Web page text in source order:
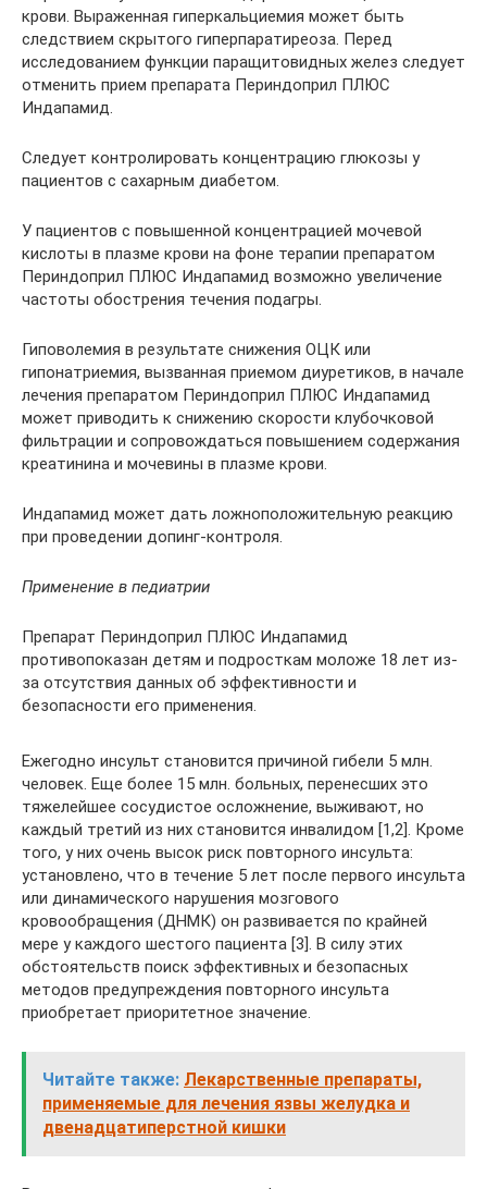
крови. Выраженная гиперкальциемия может быть
следствием скрытого гиперпаратиреоза. Перед
исследованием функции паращитовидных желез следует
отменить прием препарата Периндоприл ПЛЮС
Индапамид.
Следует контролировать концентрацию глюкозы у
пациентов с сахарным диабетом.
У пациентов с повышенной концентрацией мочевой
кислоты в плазме крови на фоне терапии препаратом
Периндоприл ПЛЮС Индапамид возможно увеличение
частоты обострения течения подагры.
Гиповолемия в результате снижения ОЦК или
гипонатриемия, вызванная приемом диуретиков, в начале
лечения препаратом Периндоприл ПЛЮС Индапамид
может приводить к снижению скорости клубочковой
фильтрации и сопровождаться повышением содержания
креатинина и мочевины в плазме крови.
Индапамид может дать ложноположительную реакцию
при проведении допинг-контроля.
Применение в педиатрии
Препарат Периндоприл ПЛЮС Индапамид
противопоказан детям и подросткам моложе 18 лет из-
за отсутствия данных об эффективности и
безопасности его применения.
Ежегодно инсульт становится причиной гибели 5 млн.
человек. Еще более 15 млн. больных, перенесших это
тяжелейшее сосудистое осложнение, выживают, но
каждый третий из них становится инвалидом [1,2]. Кроме
того, у них очень высок риск повторного инсульта:
установлено, что в течение 5 лет после первого инсульта
или динамического нарушения мозгового
кровообращения (ДНМК) он развивается по крайней
мере у каждого шестого пациента [3]. В силу этих
обстоятельств поиск эффективных и безопасных
методов предупреждения повторного инсульта
приобретает приоритетное значение.
Читайте также: Лекарственные препараты,
применяемые для лечения язвы желудка и
двенадцатиперстной кишки